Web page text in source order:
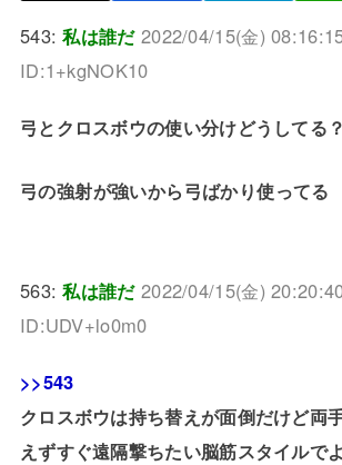
543:私は誰だ 2022/04/15(金)
ID:1+kgNOK10
弓とクロスボウの使い分けどうしてる？
弓の強射が強いから弓ばかり使ってる
563:私は誰だ 2022/04/15(金)
ID:UDV+lo0m0
>>543
クロスボウは持ち替えが面倒だけど両
えずすぐ遠隔撃ちたい脳筋スタイルで